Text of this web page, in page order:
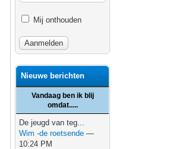
Mij onthouden
Nieuwe berichten
Vandaag ben ik blij
omdat.....
De jeugd van teg...
Wim -de roetsende —
10:24 PM